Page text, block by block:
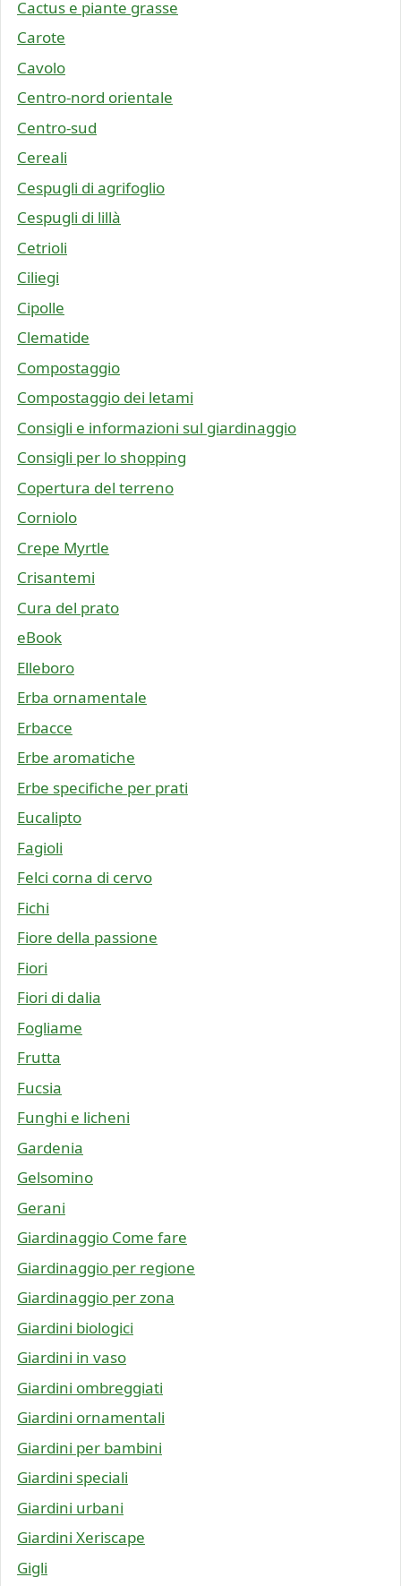
Cactus e piante grasse
Carote
Cavolo
Centro-nord orientale
Centro-sud
Cereali
Cespugli di agrifoglio
Cespugli di lillà
Cetrioli
Ciliegi
Cipolle
Clematide
Compostaggio
Compostaggio dei letami
Consigli e informazioni sul giardinaggio
Consigli per lo shopping
Copertura del terreno
Corniolo
Crepe Myrtle
Crisantemi
Cura del prato
eBook
Elleboro
Erba ornamentale
Erbacce
Erbe aromatiche
Erbe specifiche per prati
Eucalipto
Fagioli
Felci corna di cervo
Fichi
Fiore della passione
Fiori
Fiori di dalia
Fogliame
Frutta
Fucsia
Funghi e licheni
Gardenia
Gelsomino
Gerani
Giardinaggio Come fare
Giardinaggio per regione
Giardinaggio per zona
Giardini biologici
Giardini in vaso
Giardini ombreggiati
Giardini ornamentali
Giardini per bambini
Giardini speciali
Giardini urbani
Giardini Xeriscape
Gigli